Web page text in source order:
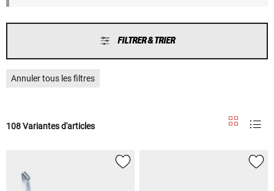
FILTRER & TRIER
Annuler tous les filtres
108 Variantes d'articles